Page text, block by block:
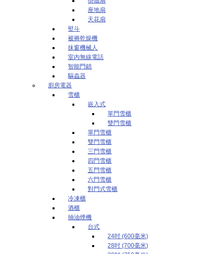
座地扇
天花扇
熨斗
被褥乾燥機
抹窗機械人
室內無線電話
智能門鎖
驅蟲器
廚房電器
雪櫃
嵌入式
單門雪櫃
雙門雪櫃
單門雪櫃
雙門雪櫃
三門雪櫃
四門雪櫃
五門雪櫃
六門雪櫃
對門式雪櫃
冷凍櫃
酒櫃
抽油煙機
台式
24吋 (600毫米)
28吋 (700毫米)